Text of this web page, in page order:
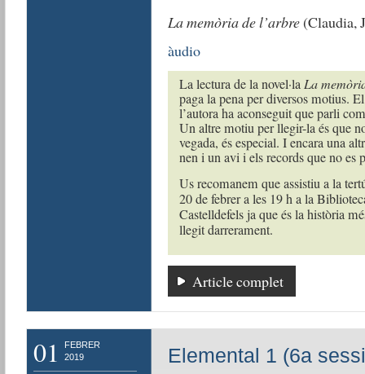
La memòria de l’arbre(Claudia,
àudio
La lectura de la novel·la La
paga la pena per diversos motius.
l’autora ha aconseguit que parli
Un altre motiu per llegir-la és que
vegada, és especial. I encara una
nen i un avi i els records que no es
Us recomanem que assistiu a la
20 de febrer a les 19 h a la
Castelldefels ja que és la història
llegit darrerament.
Article complet
01
FEBRER
2019
Elemental 1 (6a